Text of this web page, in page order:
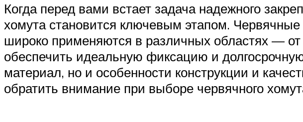
Когда перед вами встает задача надежного
хомута становится ключевым этапом.
широко применяются в различных областях —
обеспечить идеальную фиксацию и
материал, но и особенности конструкции и
обратить внимание при выборе червячного